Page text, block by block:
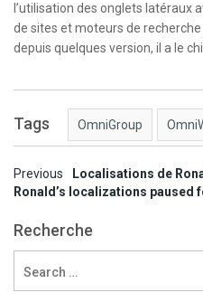
l’utilisation des onglets latéraux
de sites et moteurs de
depuis quelques version, il a le
Tags OmniGroup
Post
Previous
Localisations de
Ronald’s localizations paused
Recherche
for: